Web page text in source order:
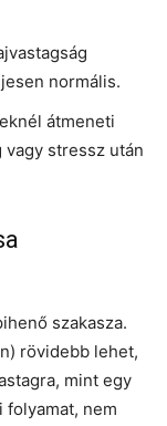
normális.
átmeneti
stressz után
szakasza.
rövidebb lehet,
mint egy
nem